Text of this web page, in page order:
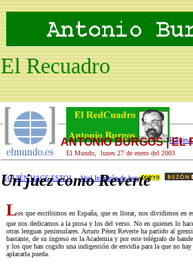
El Recuadro
El Mundo, lunes 27 de enero del 2003
¿QUIÉN HACE ESTO? Abel Infanzón de hoy
ANTONIO BURGOS | EL
Un juez como Reverte
Los que escribimos en España, que es llorar, nos dividimos en
que nos dedicamos a la prosa y los del verso. No en quienes lo
otras lenguas peninsulares. Arturo Pérez Reverte ha partido al
bastante, de su ingreso en la Academia y por este telégrafo de
y los que han cogido una indigestión de envidia para la que no
aplacarla pueda.